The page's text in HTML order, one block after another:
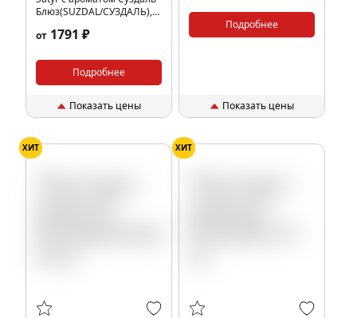
Блюз(SUZDAL/СУЗДАЛЬ),
от 1791 ₽
Подробнее
Показать цены
Подробнее
Показать цены
ХИТ ХИТ